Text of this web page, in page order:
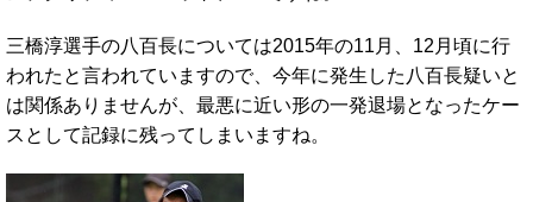
三橋淳選手の八百長については2015年の11月、12月頃に行
われたと言われていますので、今年に発生した八百長疑いと
は関係ありませんが、最悪に近い形の一発退場となったケー
スとして記録に残ってしまいますね。